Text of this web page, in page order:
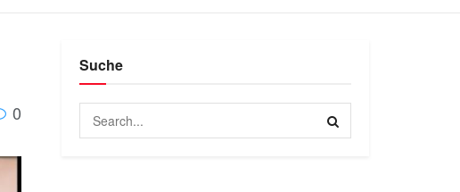
0
Suche